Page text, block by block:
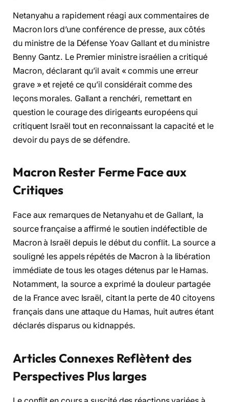
Netanyahu a rapidement réagi aux commentaires de
Macron lors d’une conférence de presse, aux côtés
du ministre de la Défense Yoav Gallant et du ministre
Benny Gantz. Le Premier ministre israélien a critiqué
Macron, déclarant qu’il avait « commis une erreur
grave » et rejeté ce qu’il considérait comme des
leçons morales. Gallant a renchéri, remettant en
question le courage des dirigeants européens qui
critiquent Israël tout en reconnaissant la capacité et le
devoir du pays de se défendre.
Macron Rester Ferme Face aux
Critiques
Face aux remarques de Netanyahu et de Gallant, la
source française a affirmé le soutien indéfectible de
Macron à Israël depuis le début du conflit. La source a
souligné les appels répétés de Macron à la libération
immédiate de tous les otages détenus par le Hamas.
Notamment, la source a exprimé la douleur partagée
de la France avec Israël, citant la perte de 40 citoyens
français dans une attaque du Hamas, huit autres étant
déclarés disparus ou kidnappés.
Articles Connexes Reflètent des
Perspectives Plus larges